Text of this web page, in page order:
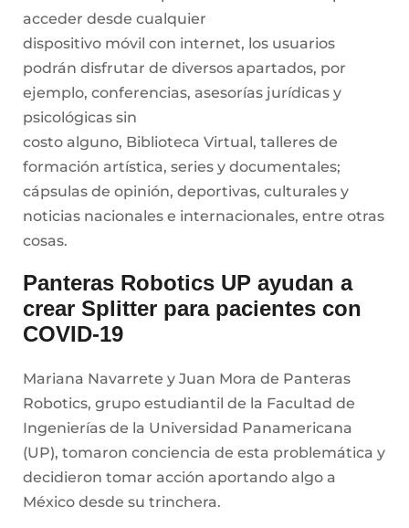
acceder desde cualquier
dispositivo móvil con internet, los usuarios
podrán disfrutar de diversos apartados, por
ejemplo, conferencias, asesorías jurídicas y
psicológicas sin
costo alguno, Biblioteca Virtual, talleres de
formación artística, series y documentales;
cápsulas de opinión, deportivas, culturales y
noticias nacionales e internacionales, entre otras
cosas.
Panteras Robotics UP ayudan a
crear Splitter para pacientes con
COVID-19
Mariana Navarrete y Juan Mora de Panteras
Robotics, grupo estudiantil de la Facultad de
Ingenierías de la Universidad Panamericana
(UP), tomaron conciencia de esta problemática y
decidieron tomar acción aportando algo a
México desde su trinchera.